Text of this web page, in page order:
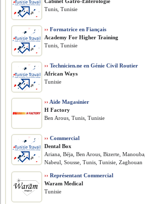
Tunis, Tunisie
›› Formatrice en Fiançais
Academy For Higher Training
Tunis, Tunisie
›› Technicien.ne en Génie Civil Routier
African Ways
Tunisie
›› Aide Magasinier
H Factory
Ben Arous, Tunis, Tunisie
›› Commercial
Dental Box
Ariana, Béja, Ben Arous, Bizerte, Manouba,
Nabeul, Sousse, Tunis, Tunisie, Zaghouan
›› Représentant Commercial
Waram Medical
Tunisie